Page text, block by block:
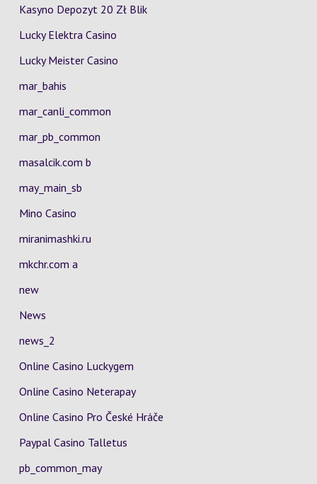
Kasyno Depozyt 20 Zł Blik
Lucky Elektra Casino
Lucky Meister Casino
mar_bahis
mar_canli_common
mar_pb_common
masalcik.com b
may_main_sb
Mino Casino
miranimashki.ru
mkchr.com a
new
News
news_2
Online Casino Luckygem
Online Casino Neterapay
Online Casino Pro České Hráče
Paypal Casino Talletus
pb_common_may